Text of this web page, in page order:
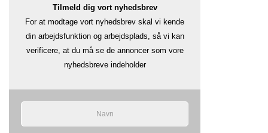
Tilmeld dig vort nyhedsbrev
For at modtage vort nyhedsbrev skal vi kende
din arbejdsfunktion og arbejdsplads, så vi kan
verificere, at du må se de annoncer som vore
nyhedsbreve indeholder